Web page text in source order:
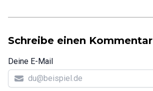
Schreibe einen Kommentar
Deine E-Mail